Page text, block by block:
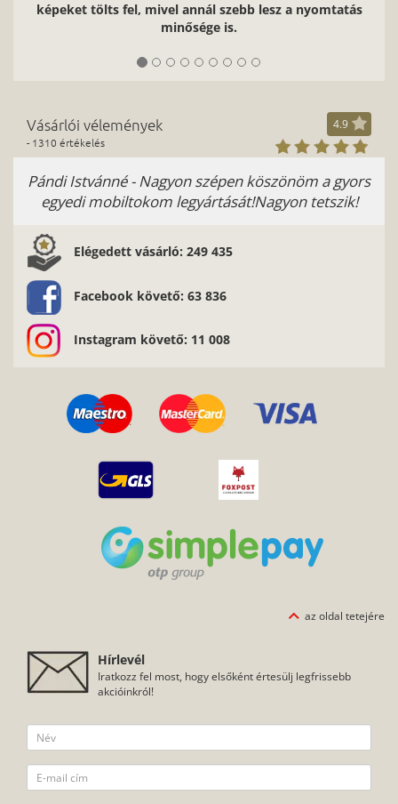
képeket tölts fel, mivel annál szebb lesz a nyomtatás
minősége is.
Vásárlói vélemények
- 1310 értékelés
4.9
Pándi Istvánné - Nagyon szépen köszönöm a gyors
egyedi mobiltokom legyártását!Nagyon tetszik!
Elégedett vásárló: 249 435
Facebook követő: 63 836
Instagram követő: 11 008
az oldal tetejére
Hírlevél
Iratkozz fel most, hogy elsőként értesülj legfrissebb
akcióinkról!